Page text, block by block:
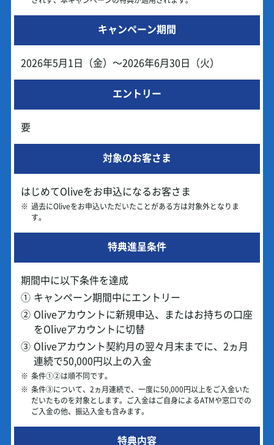
キャンペーン期間
2026年5月1日（金）～2026年6月30日（火）
エントリー
要
対象のお客さま
はじめてOliveをお申込になるお客さま
※ 過去にOliveをお申込いただいたことがある方は対象外となりま
す。
特典進呈条件
期間中に以下条件を達成
① キャンペーン期間中にエントリー
② Oliveアカウントに新規申込、またはお持ちの口座
をOliveアカウントに切替
③ Oliveアカウント契約月の翌々月末までに、2ヵ月
連続で50,000円以上の入金
※ 条件①②は順不同です。
※ 条件③について、2ヵ月連続で、一度に50,000円以上をご入金いた
だいたものを対象とします。ご入金はご自身によるATMや窓口での
ご入金の他、振込入金も含みます。
特典内容